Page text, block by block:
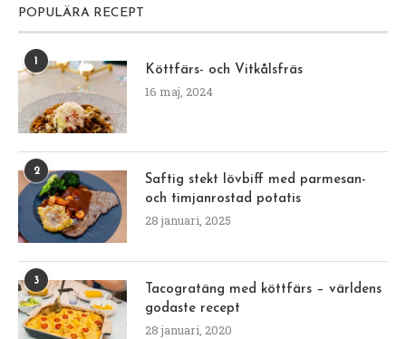
POPULÄRA RECEPT
Köttfärs- och Vitkålsfräs
16 maj, 2024
2
Saftig stekt lövbiff med parmesan-
och timjanrostad potatis
28 januari, 2025
3
Tacogratäng med köttfärs – världens
godaste recept
28 januari, 2020